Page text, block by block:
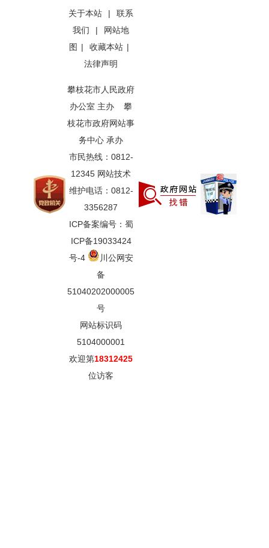
关于本站 |
联系
我们
|
网站地
图 | 收藏本站 |
法律声明
攀枝花市人民政府
办公室 主办 攀
枝花市政府网站事
务中心 承办
市民热线：0812-
12345 网站技术
维护电话：0812-
3356287
ICP备案编号：蜀
ICP备19033424
号-4
川公网安
备
51040202000005
号
网站标识码
5104000001
欢迎第18312425
位访客